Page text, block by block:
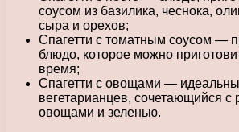
соусом из базилика, чеснока,
сыра и орехов;
Спагетти с томатным соусом —
блюдо, которое можно
время;
Спагетти с овощами —
вегетарианцев, сочетающийся с
овощами и зеленью.